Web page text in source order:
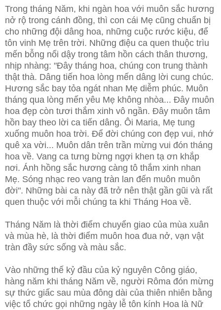
Trong tháng Năm, khi ngàn hoa với muôn sắc hương
nở rộ trong cánh đồng, thì con cái Mẹ cũng chuẩn bị
cho những đội dâng hoa, những cuộc rước kiệu, để
tôn vinh Mẹ trên trời. Những điệu ca quen thuộc trìu
mến bỗng nổi dậy trong tâm hồn cách thân thương,
nhịp nhàng: "Đây tháng hoa, chúng con trung thành
thật thà. Dâng tiến hoa lòng mến dâng lời cung chúc.
Hương sắc bay tỏa ngát nhan Mẹ diễm phúc. Muôn
tháng qua lòng mến yêu Mẹ không nhòa... Đây muôn
hoa đẹp còn tươi thắm xinh vô ngần. Đây muôn tâm
hồn bay theo lời ca tiến dâng. Ôi Maria, Mẹ tung
xuống muôn hoa trời. Để đời chúng con đẹp vui, nhớ
quê xa vời... Muôn dân trên trần mừng vui đón tháng
hoa về. Vang ca tưng bừng ngợi khen tạ ơn khắp
nơi. Ánh hồng sắc hương càng tô thắm xinh nhan
Mẹ. Sóng nhạc reo vang tràn lan đến muôn muôn
đời". Những bài ca này đã trở nên thật gần gũi và rất
quen thuộc với mỗi chúng ta khi Tháng Hoa về.
Tháng Năm là thời điểm chuyển giao của mùa xuân
và mùa hè, là thời điểm muôn hoa đua nở, vạn vật
tràn đầy sức sống và màu sắc.
Vào những thế kỷ đầu của kỷ nguyên Công giáo,
hàng năm khi tháng Năm về, người Rôma đón mừng
sự thức giấc sau mùa đông dài của thiên nhiên bằng
việc tổ chức gọi những ngày lễ tôn kính Hoa là Nữ